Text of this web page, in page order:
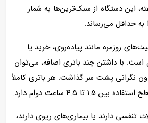
۵ سرعته، این دستگاه از سبک‌ترین‌ها به شمار
به حداقل می‌رساند.
روزمره مانند پیاده‌روی، خرید یا
است. با داشتن چند باتری اضافه، می‌توان
نگرانی پشت سر گذاشت. هر باتری کاملاً
تا ۴.۵ ساعت دوام دارد.
تنفسی دارند یا بیماری‌های ریوی دارند،